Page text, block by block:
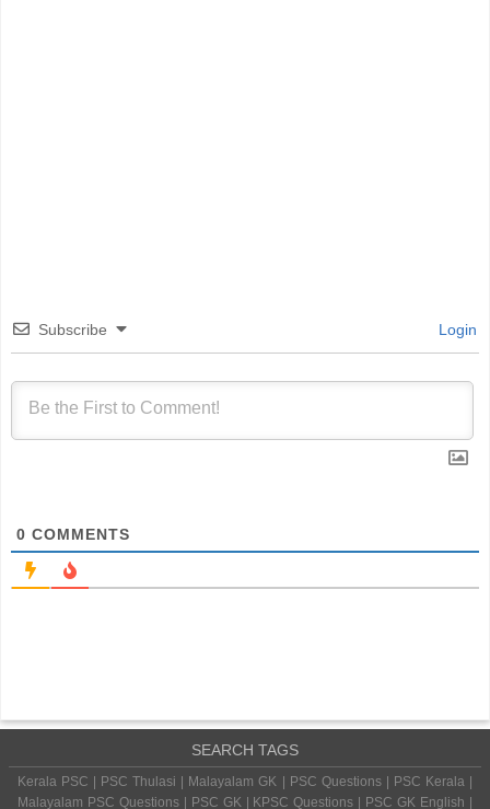
Subscribe Login
0 COMMENTS
SEARCH TAGS
Kerala PSC | PSC Thulasi | Malayalam GK | PSC Questions | PSC Kerala |
Malayalam PSC Questions | PSC GK | KPSC Questions | PSC GK English |